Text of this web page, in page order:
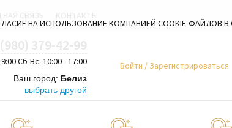
Сб-Вс: 10:00 - 17:00
Ваш город: Белиз
выбрать другой
Войти / Зарегистрироваться
НА ИСПОЛЬЗОВАНИЕ КОМПАНИЕЙ COOKIE-